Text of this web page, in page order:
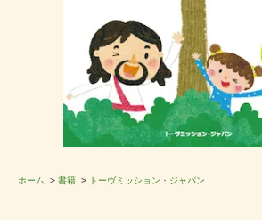
ホーム > 書籍 > トーヴミッション・ジャパン